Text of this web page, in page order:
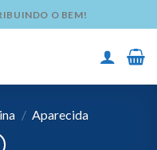
O BEM!
/ Aparecida